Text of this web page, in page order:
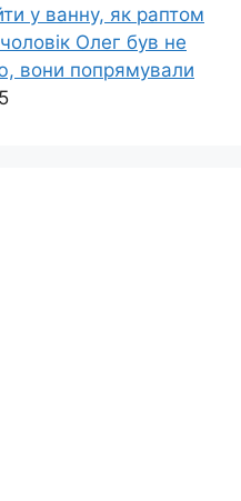
у ванну, як раптом
Олег був не
вони попрямували